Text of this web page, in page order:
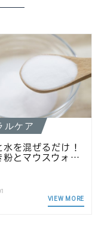
ルケア
水を混ぜるだけ！
粉とマウスウォ…
VIEW MORE